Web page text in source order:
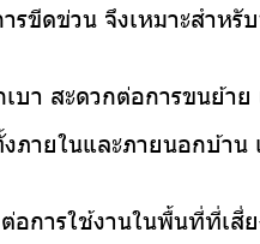
ขีดข่วน จึงเหมาะสำห
เบา สะดวกต่อการขนย้
ภายในและภายนอกบ้า
การใช้งานในพื้นที่ที่เสี่